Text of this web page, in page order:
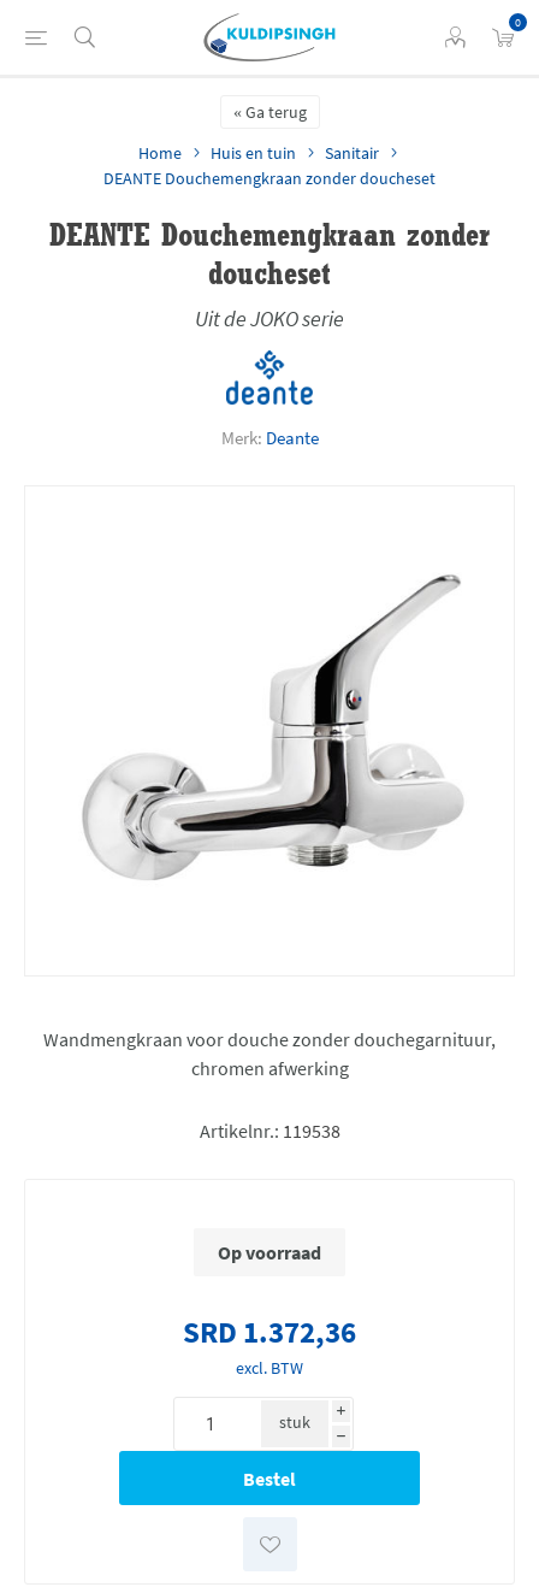
0
Ga terug
Home
Huis en tuin
Sanitair
DEANTE Douchemengkraan zonder doucheset
DEANTE Douchemengkraan zonder
doucheset
Uit de JOKO serie
Merk: Deante
Wandmengkraan voor douche zonder douchegarnituur,
chromen afwerking
Artikelnr.: 119538
Op voorraad
SRD 1.372,36
excl. BTW
i
h
stuk